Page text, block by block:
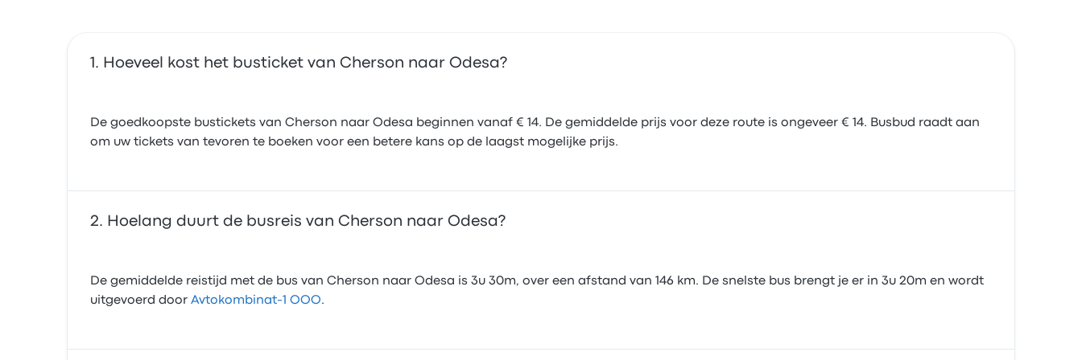
Hoeveel kost het busticket van Cherson naar Odesa?
De goedkoopste bustickets van Cherson naar Odesa beginnen vanaf € 14. De gemiddelde prijs voor deze route is ongeveer € 14. Busbud raadt aan
om uw tickets van tevoren te boeken voor een betere kans op de laagst mogelijke prijs.
Hoelang duurt de busreis van Cherson naar Odesa?
De gemiddelde reistijd met de bus van Cherson naar Odesa is 3u 30m, over een afstand van 146 km. De snelste bus brengt je er in 3u 20m en wordt
uitgevoerd door Avtokombinat-1 OOO.